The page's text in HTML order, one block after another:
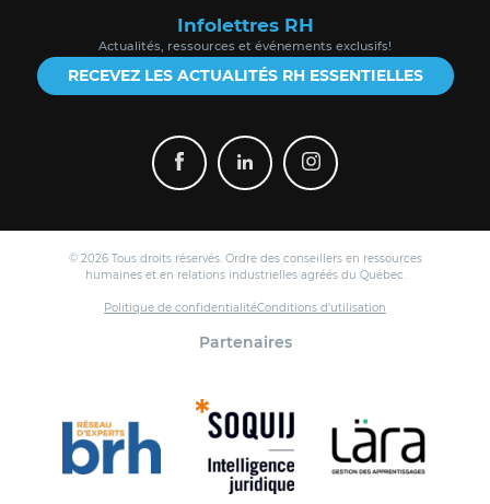
Infolettres RH
Actualités, ressources et événements exclusifs!
RECEVEZ LES ACTUALITÉS RH ESSENTIELLES
© 2026 Tous droits réservés. Ordre des conseillers en ressources
humaines et en relations industrielles agréés du Québec.
Politique de confidentialitéConditions d'utilisation
Partenaires